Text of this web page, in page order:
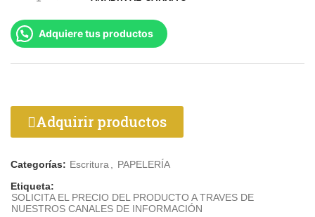
Adquiere tus productos
Adquirir productos
Categorías: Escritura
PAPELERÍA
Etiqueta:
SOLICITA EL PRECIO DEL PRODUCTO A TRAVES DE
NUESTROS CANALES DE INFORMACIÓN